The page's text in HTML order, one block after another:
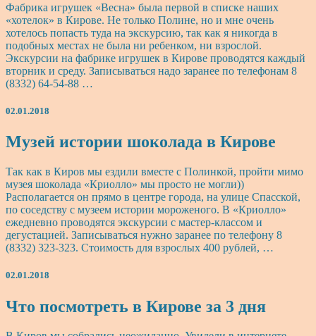
в
Кирове
Фабрика игрушек «Весна» была первой в списке наших
«хотелок» в Кирове. Не только Полине, но и мне очень
хотелось попасть туда на экскурсию, так как я никогда в
подобных местах не была ни ребенком, ни взрослой.
Экскурсии на фабрике игрушек в Кирове проводятся каждый
вторник и среду. Записываться надо заранее по телефонам 8
(8332) 64-54-88 …
02.01.2018
Музей
истории
в
Кирове
Музей истории шоколада в Кирове
Так как в Киров мы ездили вместе с Полинкой, пройти мимо
музея шоколада «Криолло» мы просто не могли))
Располагается он прямо в центре города, на улице Спасской,
по соседству с музеем истории мороженого. В «Криолло»
ежедневно проводятся экскурсии с мастер-классом и
дегустацией. Записываться нужно заранее по телефону 8
(8332) 323-323. Стоимость для взрослых 400 рублей, …
02.01.2018
Что
посмотреть
Что посмотреть в Кирове за 3 дня